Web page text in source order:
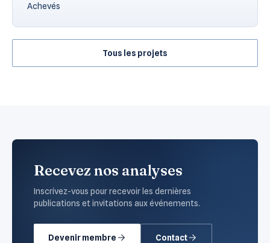
Achevés
Tous les projets
Recevez nos analyses
Inscrivez-vous pour recevoir les dernières
publications et invitations aux événements.
Devenir membre Contact